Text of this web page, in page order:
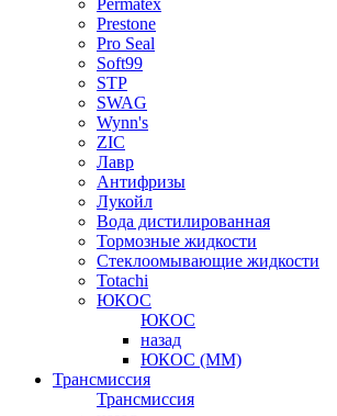
Permatex
Prestone
Pro Seal
Soft99
STP
SWAG
Wynn's
ZIC
Лавр
Антифризы
Лукойл
Вода дистилированная
Тормозные жидкости
Стеклоомывающие жидкости
Totachi
ЮКОС
ЮКОС
назад
ЮКОС (ММ)
Трансмиссия
Трансмиссия